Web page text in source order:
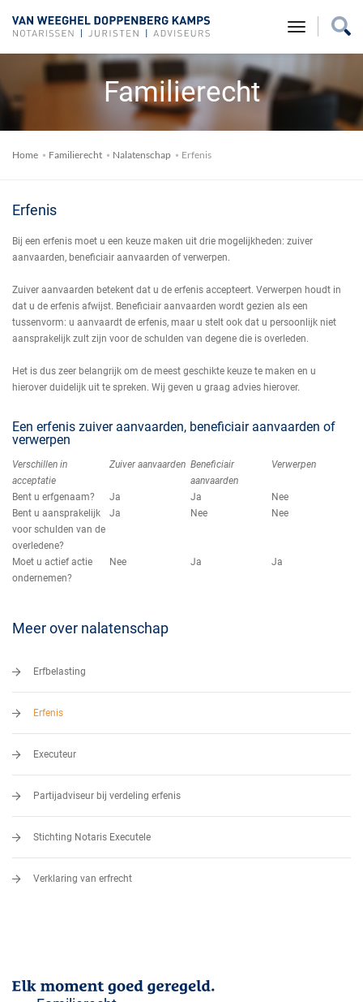
toggle
Familierecht
Home Familierecht Nalatenschap Erfenis
Erfenis
Bij een erfenis moet u een keuze maken uit drie mogelijkheden: zuiver
aanvaarden, beneficiair aanvaarden of verwerpen.
Zuiver aanvaarden betekent dat u de erfenis accepteert. Verwerpen houdt in
dat u de erfenis afwijst. Beneficiair aanvaarden wordt gezien als een
tussenvorm: u aanvaardt de erfenis, maar u stelt ook dat u persoonlijk niet
aansprakelijk zult zijn voor de schulden van degene die is overleden.
Het is dus zeer belangrijk om de meest geschikte keuze te maken en u
hierover duidelijk uit te spreken. Wij geven u graag advies hierover.
Een erfenis zuiver aanvaarden, beneficiair aanvaarden of
verwerpen
Verschillen in
acceptatie
Zuiver aanvaarden Beneficiair
aanvaarden
Verwerpen
Bent u erfgenaam? Ja Ja
Nee
Bent u aansprakelijk
voor schulden van de
overledene?
Ja Nee Nee
Moet u actief actie
ondernemen?
Nee Ja Ja
Meer over nalatenschap
Erfbelasting
Erfenis
Executeur
Partijadviseur bij verdeling erfenis
Stichting Notaris Executele
Verklaring van erfrecht